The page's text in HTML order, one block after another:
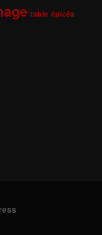
table épicéa